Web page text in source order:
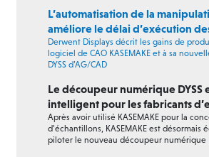
L’automatisation de la
améliore le délai d’exécution
Derwent Displays décrit les gains de
logiciel de CAO KASEMAKE et à sa
DYSS d’AG/CAD
Le découpeur numérique DYSS
intelligent pour les fabricants
Après avoir utilisé KASEMAKE pour la
d’échantillons, KASEMAKE est
piloter le nouveau découpeur numérique